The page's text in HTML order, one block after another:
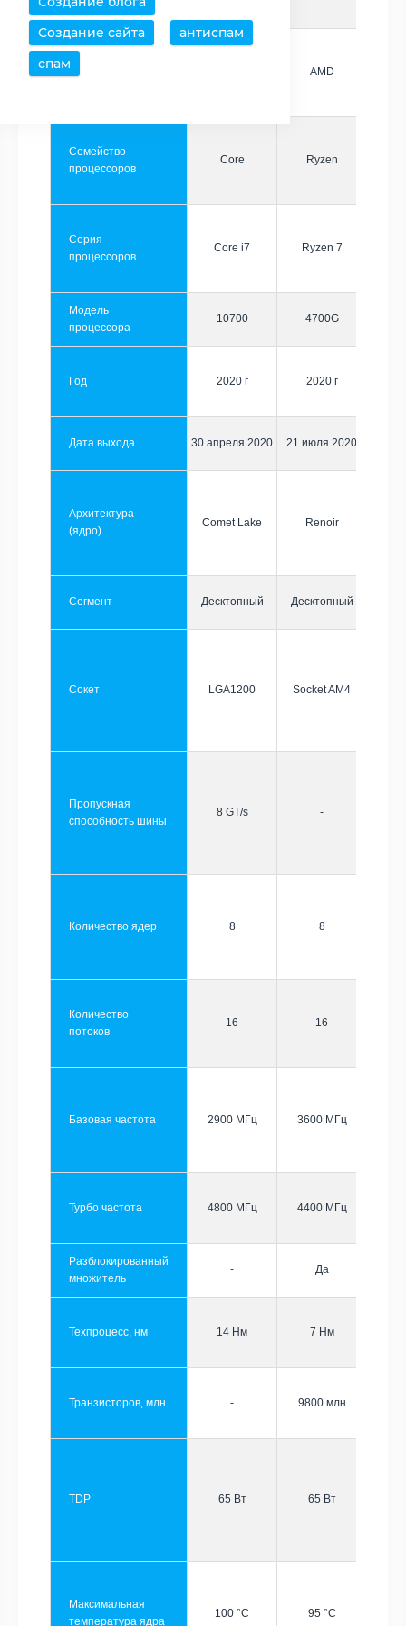
Создание сайта
антиспам
спам
Производитель AMD
Семейство
процессоров
Core Ryzen
Серия
процессоров
Core i7 Ryzen 7
Модель
процессора
10700 4700G
Год 2020 г 2020 г
Дата выхода 30 апреля 2020 21 июля 2020
Архитектура
(ядро)
Comet Lake Renoir
Сегмент Десктопный Десктопный
Сокет LGA1200 Socket AM4
Пропускная
способность шины
8 GT/s -
Количество ядер 8 8
Количество
потоков
16 16
Базовая частота 2900 МГц 3600 МГц
Турбо частота 4800 МГц 4400 МГц
Разблокированный
множитель
- Да
Техпроцесс, нм 14 Нм 7 Нм
Транзисторов, млн - 9800 млн
TDP 65 Вт 65 Вт
Максимальная
температура ядра
100 °C 95 °C